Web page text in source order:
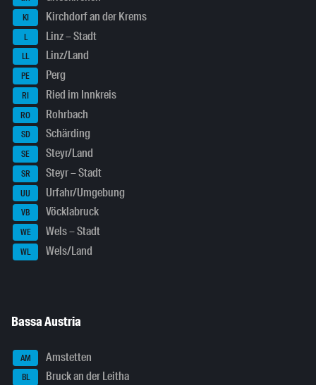
KI Kirchdorf an der Krems
L Linz – Stadt
LL Linz/Land
PE Perg
RI Ried im Innkreis
RO Rohrbach
SD Schärding
SE Steyr/Land
SR Steyr – Stadt
UU Urfahr/Umgebung
VB Vöcklabruck
WE Wels – Stadt
WL Wels/Land
Bassa Austria
AM Amstetten
BL Bruck an der Leitha